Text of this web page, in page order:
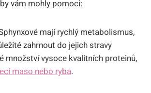
vám mohly pomoci:
mají rychlý metabolismus,
zahrnout do jejich stravy
množství vysoce kvalitních proteinů,
maso nebo ryba.